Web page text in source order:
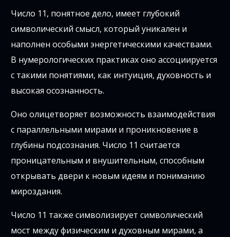
Число 11, понятное дело, имеет глубокий
символический смысл, который уникален и
наполнен особыми энергетическими качествами.
В нумерологических практиках оно ассоциируется
с такими понятиями, как интуиция, духовность и
высокая осознанность.
Оно олицетворяет возможность взаимодействия
с параллельными мирами и проникновение в
глубины подсознания. Число 11 считается
проницательным и внушительным, способным
открывать двери к новым идеям и пониманию
мироздания.
Число 11 также символизирует символический
мост между физическим и духовным мирами, а